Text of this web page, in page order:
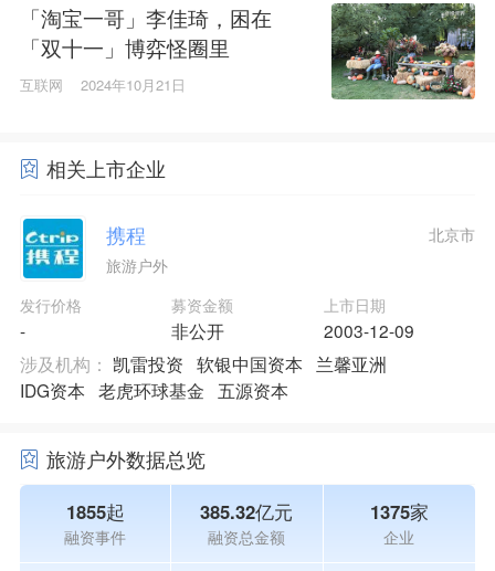
「淘宝一哥」李佳琦，困在
「双十一」博弈怪圈里
互联网 2024年10月21日
相关上市企业
携程
旅游户外
北京市
发行价格
-
募资金额
非公开
上市日期
2003-12-09
涉及机构： 凯雷投资 软银中国资本
兰馨亚洲
IDG资本 老虎环球基金 五源资本
旅游户外数据总览
1855起
融资事件
385.32亿元
融资总金额
1375家
企业